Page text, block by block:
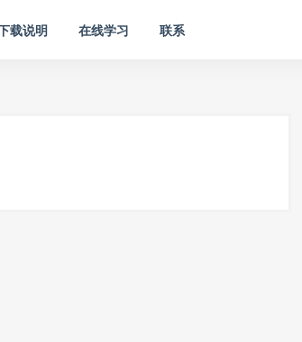
载说明 在线学习 联系